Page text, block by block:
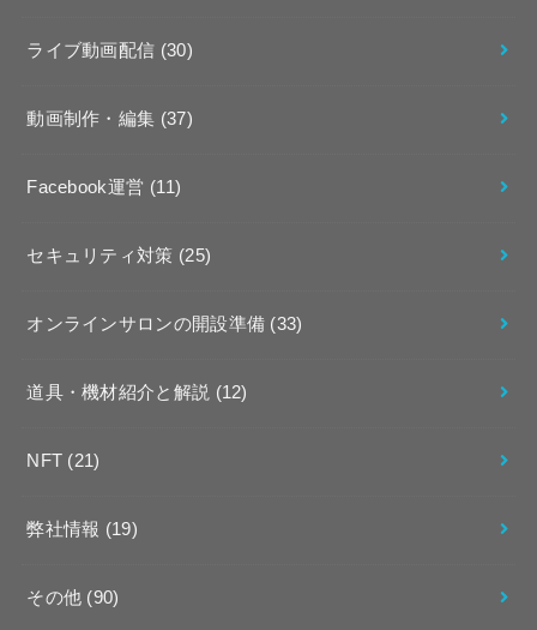
ライブ動画配信 (30)
動画制作・編集 (37)
Facebook運営 (11)
セキュリティ対策 (25)
オンラインサロンの開設準備 (33)
道具・機材紹介と解説 (12)
NFT (21)
弊社情報 (19)
その他 (90)